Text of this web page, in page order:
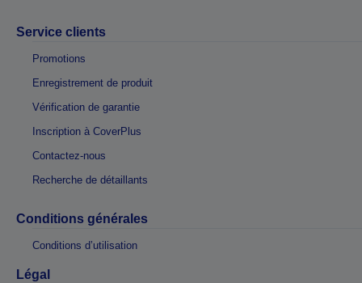
Service clients
Promotions
Enregistrement de produit
Vérification de garantie
Inscription à CoverPlus
Contactez-nous
Recherche de détaillants
Conditions générales
Conditions d’utilisation
Légal